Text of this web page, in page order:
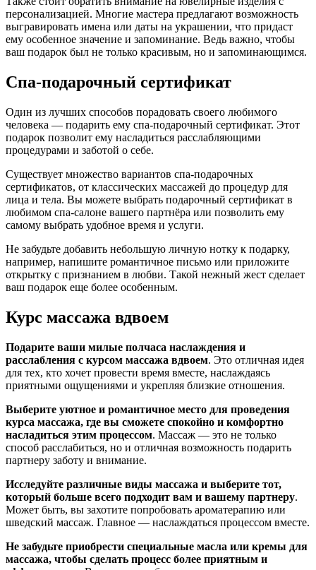
персонализацией. Многие мастера предлагают возможность
выгравировать имена или даты на украшении, что придаст
ему особенное значение и запоминание. Ведь важно, чтобы
ваш подарок был не только красивым, но и запоминающимся.
Спа-подарочный сертификат
Один из лучших способов порадовать своего любимого
человека — подарить ему спа-подарочный сертификат. Этот
подарок позволит ему насладиться расслабляющими
процедурами и заботой о себе.
Существует множество вариантов спа-подарочных
сертификатов, от классических массажей до процедур для
лица и тела. Вы можете выбрать подарочный сертификат в
любимом спа-салоне вашего партнёра или позволить ему
самому выбрать удобное время и услуги.
Не забудьте добавить небольшую личную нотку к подарку,
например, напишите романтичное письмо или приложите
открытку с признанием в любви. Такой нежный жест сделает
ваш подарок еще более особенным.
Курс массажа вдвоем
Подарите ваши милые полчаса наслаждения и
расслабления с курсом массажа вдвоем. Это отличная идея
для тех, кто хочет провести время вместе, наслаждаясь
приятными ощущениями и укрепляя близкие отношения.
Выберите уютное и романтичное место для проведения
курса массажа, где вы сможете спокойно и комфортно
насладиться этим процессом. Массаж — это не только
способ расслабиться, но и отличная возможность подарить
партнеру заботу и внимание.
Исследуйте различные виды массажа и выберите тот,
который больше всего подходит вам и вашему партнеру.
Может быть, вы захотите попробовать ароматерапию или
шведский массаж. Главное — наслаждаться процессом вместе.
Не забудьте приобрести специальные масла или кремы для
массажа, чтобы сделать процесс более приятным и